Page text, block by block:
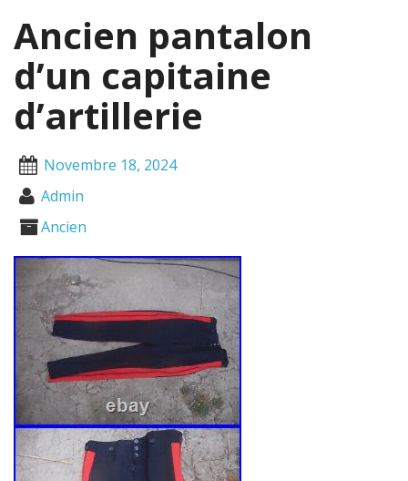
Ancien pantalon
d’un capitaine
d’artillerie
Novembre 18, 2024
Admin
Ancien